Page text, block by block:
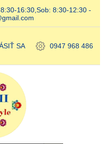
16:30,Sob: 8:30-12:30 -
SA 0947 968 486